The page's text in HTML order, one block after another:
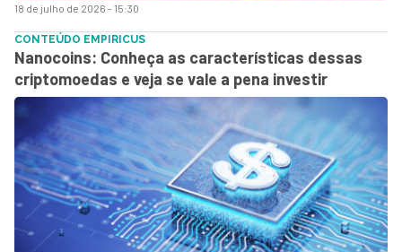
18 de julho de 2026 - 15:30
CONTEÚDO EMPIRICUS
Nanocoins: Conheça as características dessas
criptomoedas e veja se vale a pena investir